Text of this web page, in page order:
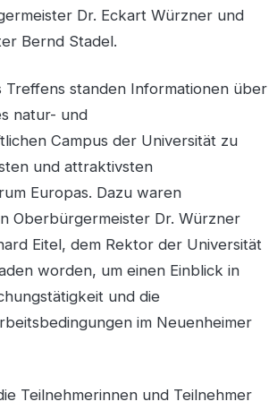
Dr. Eckart Würzner und
Bernd Stadel.
standen Informationen über
natur- und
Campus der Universität zu
und attraktivsten
Europas. Dazu waren
Oberbürgermeister Dr. Würzner
Eitel, dem Rektor der Universität
worden, um einen Einblick in
und die
im Neuenheimer
Teilnehmerinnen und Teilnehmer